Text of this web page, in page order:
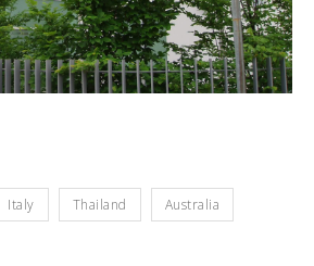
Italy Thailand Australia